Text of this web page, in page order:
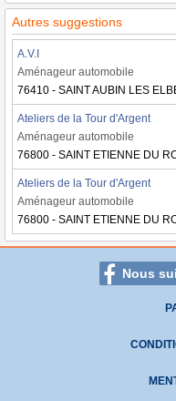
Autres suggestions
A.V.I
Aménageur automobile
76410 - SAINT AUBIN LES
Ateliers de la Tour d'Argent
Aménageur automobile
76800 - SAINT ETIENNE DU
Ateliers de la Tour d'Argent
Aménageur automobile
76800 - SAINT ETIENNE DU
Nous